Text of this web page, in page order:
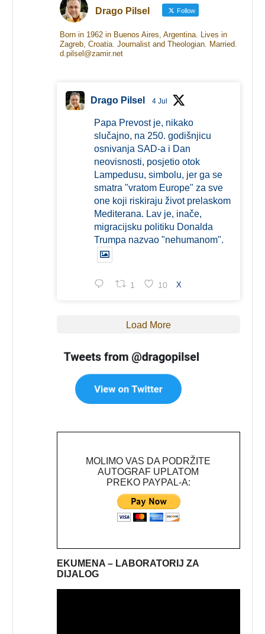
Drago Pilsel Follow
Born in 1962 in Buenos Aires, Argentina. Lives in
Zagreb, Croatia. Journalist and Theologian. Married.
d.pilsel@zamir.net
Drago Pilsel 4 Jul
Papa Prevost je, nikako
slučajno, na 250. godišnjicu
osnivanja SAD-a i Dan
neovisnosti, posjetio otok
Lampedusu, simbolu, jer ga se
smatra "vratom Europe" za sve
one koji riskiraju život prelaskom
Mediterana. Lav je, inače,
migracijsku politiku Donalda
Trumpa nazvao "nehumanom".
1 10 X
Load More
MOLIMO VAS DA PODRŽITE
AUTOGRAF UPLATOM
PREKO PAYPAL-A:
EKUMENA – LABORATORIJ ZA
DIJALOG